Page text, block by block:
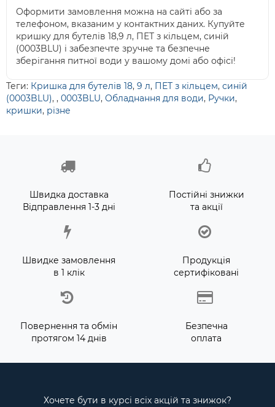
Оформити замовлення можна на сайті або за
телефоном, вказаним у контактних даних. Купуйте
кришку для бутелів 18,9 л, ПЕТ з кільцем, синій
(0003BLU) і забезпечте зручне та безпечне
зберігання питної води у вашому домі або офісі!
Теги: Кришка для бутелів 18, 9 л, ПЕТ з кільцем, синій
(0003BLU), , 0003BLU, Обладнання для води, Ручки,
кришки, різне
Швидка доставка
Відправлення 1-3 дні
Постійні знижки
та акції
Швидке замовлення
в 1 клік
Продукція
сертифіковані
Повернення та обмін
протягом 14 днів
Безпечна
оплата
Хочете бути в курсі всіх акцій та знижок?